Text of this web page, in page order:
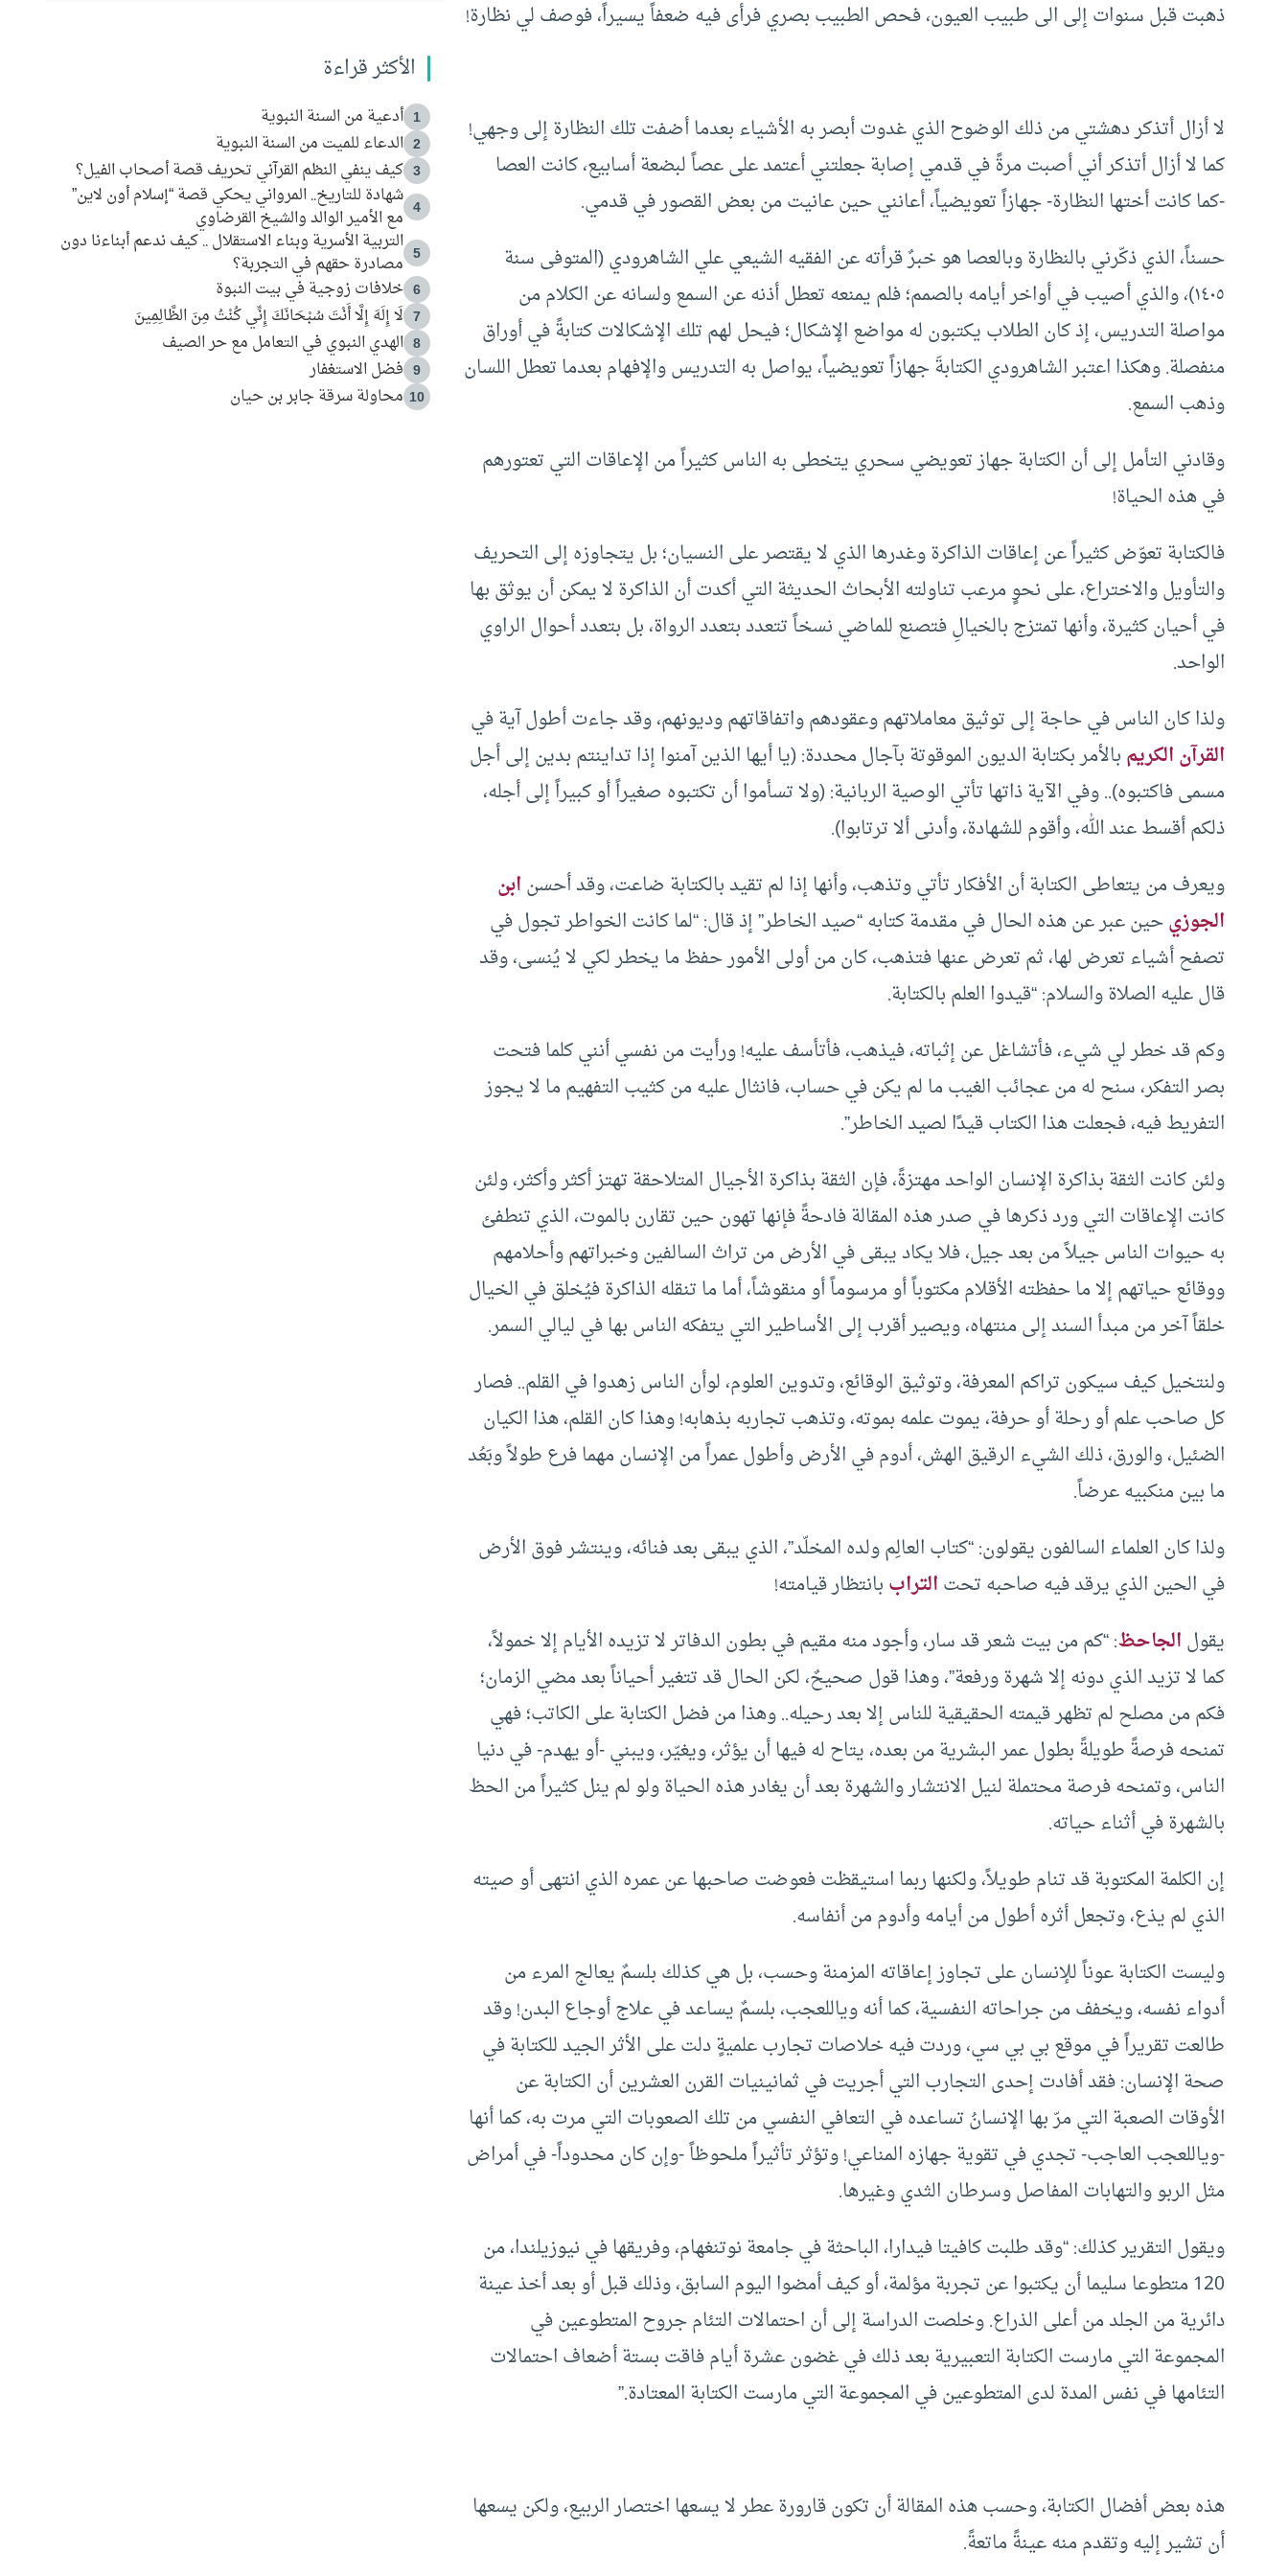
ذهبت قبل سنوات إلى الى طبيب العيون، فحص الطبيب بصري فرأى فيه ضعفاً يسيراً، فوصف لي نظارة!
لا أزال أتذكر دهشتي من ذلك الوضوح الذي غدوت أبصر به الأشياء بعدما أضفت تلك النظارة إلى وجهي!
كما لا أزال أتذكر أني أصبت مرةً في قدمي إصابة جعلتني أعتمد على عصاً لبضعة أسابيع، كانت العصا
-كما كانت أختها النظارة- جهازاً تعويضياً، أعانني حين عانيت من بعض القصور في قدمي.
حسناً، الذي ذكّرني بالنظارة وبالعصا هو خبرٌ قرأته عن الفقيه الشيعي علي الشاهرودي (المتوفى سنة
١٤٠٥)، والذي أصيب في أواخر أيامه بالصمم؛ فلم يمنعه تعطل أذنه عن السمع ولسانه عن الكلام من
مواصلة التدريس، إذ كان الطلاب يكتبون له مواضع الإشكال؛ فيحل لهم تلك الإشكالات كتابةً في أوراق
منفصلة. وهكذا اعتبر الشاهرودي الكتابةَ جهازاً تعويضياً، يواصل به التدريس والإفهام بعدما تعطل اللسان
وذهب السمع.
وقادني التأمل إلى أن الكتابة جهاز تعويضي سحري يتخطى به الناس كثيراً من الإعاقات التي تعتورهم
في هذه الحياة!
فالكتابة تعوّض كثيراً عن إعاقات الذاكرة وغدرها الذي لا يقتصر على النسيان؛ بل يتجاوزه إلى التحريف
والتأويل والاختراع، على نحوٍ مرعب تناولته الأبحاث الحديثة التي أكدت أن الذاكرة لا يمكن أن يوثق بها
في أحيان كثيرة، وأنها تمتزج بالخيالِ فتصنع للماضي نسخاً تتعدد بتعدد الرواة، بل بتعدد أحوال الراوي
الواحد.
ولذا كان الناس في حاجة إلى توثيق معاملاتهم وعقودهم واتفاقاتهم وديونهم، وقد جاءت أطول آية في
القرآن الكريمبالأمر بكتابة الديون الموقوتة بآجال محددة: (يا أيها الذين آمنوا إذا تداينتم بدين إلى أجل
مسمى فاكتبوه).. وفي الآية ذاتها تأتي الوصية الربانية: (ولا تسأموا أن تكتبوه صغيراً أو كبيراً إلى أجله،
ذلكم أقسط عند الله، وأقوم للشهادة، وأدنى ألا ترتابوا).
ويعرف من يتعاطى الكتابة أن الأفكار تأتي وتذهب، وأنها إذا لم تقيد بالكتابة ضاعت، وقد أحسنابن
الجوزيحين عبر عن هذه الحال في مقدمة كتابه “صيد الخاطر” إذ قال: “لما كانت الخواطر تجول في
تصفح أشياء تعرض لها، ثم تعرض عنها فتذهب، كان من أولى الأمور حفظ ما يخطر لكي لا يُنسى، وقد
قال عليه الصلاة والسلام: “قيدوا العلم بالكتابة.
وكم قد خطر لي شيء، فأتشاغل عن إثباته، فيذهب، فأتأسف عليه! ورأيت من نفسي أنني كلما فتحت
بصر التفكر، سنح له من عجائب الغيب ما لم يكن في حساب، فانثال عليه من كثيب التفهيم ما لا يجوز
التفريط فيه، فجعلت هذا الكتاب قيدًا لصيد الخاطر”.
ولئن كانت الثقة بذاكرة الإنسان الواحد مهتزةً، فإن الثقة بذاكرة الأجيال المتلاحقة تهتز أكثر وأكثر، ولئن
كانت الإعاقات التي ورد ذكرها في صدر هذه المقالة فادحةً فإنها تهون حين تقارن بالموت، الذي تنطفئ
به حيوات الناس جيلاً من بعد جيل، فلا يكاد يبقى في الأرض من تراث السالفين وخبراتهم وأحلامهم
ووقائع حياتهم إلا ما حفظته الأقلام مكتوباً أو مرسوماً أو منقوشاً، أما ما تنقله الذاكرة فيُخلق في الخيال
خلقاً آخر من مبدأ السند إلى منتهاه، ويصير أقرب إلى الأساطير التي يتفكه الناس بها في ليالي السمر.
ولنتخيل كيف سيكون تراكم المعرفة، وتوثيق الوقائع، وتدوين العلوم، لوأن الناس زهدوا في القلم.. فصار
كل صاحب علم أو رحلة أو حرفة، يموت علمه بموته، وتذهب تجاربه بذهابه! وهذا كان القلم، هذا الكيان
الضئيل، والورق، ذلك الشيء الرقيق الهش، أدوم في الأرض وأطول عمراً من الإنسان مهما فرع طولاً وبَعُد
ما بين منكبيه عرضاً.
ولذا كان العلماء السالفون يقولون: “كتاب العالِم ولده المخلّد”، الذي يبقى بعد فنائه، وينتشر فوق الأرض
في الحين الذي يرقد فيه صاحبه تحتالتراببانتظار قيامته!
يقولالجاحظ: “كم من بيت شعر قد سار، وأجود منه مقيم في بطون الدفاتر لا تزيده الأيام إلا خمولاً،
كما لا تزيد الذي دونه إلا شهرة ورفعة”، وهذا قول صحيحٌ، لكن الحال قد تتغير أحياناً بعد مضي الزمان؛
فكم من مصلح لم تظهر قيمته الحقيقية للناس إلا بعد رحيله.. وهذا من فضل الكتابة على الكاتب؛ فهي
تمنحه فرصةً طويلةً بطول عمر البشرية من بعده، يتاح له فيها أن يؤثر، ويغيّر، ويبني -أو يهدم- في دنيا
الناس، وتمنحه فرصة محتملة لنيل الانتشار والشهرة بعد أن يغادر هذه الحياة ولو لم ينل كثيراً من الحظ
بالشهرة في أثناء حياته.
إن الكلمة المكتوبة قد تنام طويلاً، ولكنها ربما استيقظت فعوضت صاحبها عن عمره الذي انتهى أو صيته
الذي لم يذع، وتجعل أثره أطول من أيامه وأدوم من أنفاسه.
وليست الكتابة عوناً للإنسان على تجاوز إعاقاته المزمنة وحسب، بل هي كذلك بلسمٌ يعالج المرء من
أدواء نفسه، ويخفف من جراحاته النفسية، كما أنه وياللعجب، بلسمٌ يساعد في علاج أوجاع البدن! وقد
طالعت تقريراً في موقع بي بي سي، وردت فيه خلاصات تجارب علميةٍ دلت على الأثر الجيد للكتابة في
صحة الإنسان: فقد أفادت إحدى التجارب التي أجريت في ثمانينيات القرن العشرين أن الكتابة عن
الأوقات الصعبة التي مرّ بها الإنسانُ تساعده في التعافي النفسي من تلك الصعوبات التي مرت به، كما أنها
-وياللعجب العاجب- تجدي في تقوية جهازه المناعي! وتؤثر تأثيراً ملحوظاً -وإن كان محدوداً- في أمراض
مثل الربو والتهابات المفاصل وسرطان الثدي وغيرها.
ويقول التقرير كذلك: “وقد طلبت كافيتا فيدارا، الباحثة في جامعة نوتنغهام، وفريقها في نيوزيلندا، من
120 متطوعا سليما أن يكتبوا عن تجربة مؤلمة، أو كيف أمضوا اليوم السابق، وذلك قبل أو بعد أخذ عينة
دائرية من الجلد من أعلى الذراع. وخلصت الدراسة إلى أن احتمالات التئام جروح المتطوعين في
المجموعة التي مارست الكتابة التعبيرية بعد ذلك في غضون عشرة أيام فاقت بستة أضعاف احتمالات
التئامها في نفس المدة لدى المتطوعين في المجموعة التي مارست الكتابة المعتادة.”
هذه بعض أفضال الكتابة، وحسب هذه المقالة أن تكون قارورة عطر لا يسعها اختصار الربيع، ولكن يسعها
أن تشير إليه وتقدم منه عينةً ماتعةً.
الأكثر قراءة
1 أدعية من السنة النبوية
2 الدعاء للميت من السنة النبوية
3 كيف ينفي النظم القرآني تحريف قصة أصحاب الفيل؟
4
شهادة للتاريخ.. المرواني يحكي قصة “إسلام أون لاين”
مع الأمير الوالد والشيخ القرضاوي
5
التربية الأسرية وبناء الاستقلال .. كيف ندعم أبناءنا دون
مصادرة حقهم في التجربة؟
6 خلافات زوجية في بيت النبوة
7 لَا إِلَهَ إِلَّا أَنْتَ سُبْحَانَكَ إِنِّي كُنْتُ مِنَ الظَّالِمِينَ
8 الهدي النبوي في التعامل مع حر الصيف
9 فضل الاستغفار
10 محاولة سرقة جابر بن حيان